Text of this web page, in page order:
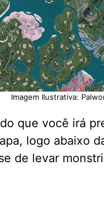
Imagem Ilustrativa:
que você irá
logo abaixo
de levar